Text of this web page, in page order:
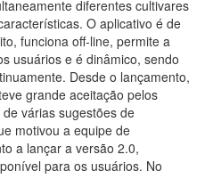
diferentes cultivares
O aplicativo é de
funciona off-line, permite a
usuários e é dinâmico, sendo
Desde o lançamento,
grande aceitação pelos
várias sugestões de
motivou a equipe de
a lançar a versão 2.0,
para os usuários. No